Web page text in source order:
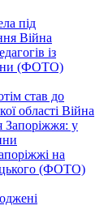
під
Війна
із
(ФОТО)
став до
області Війна
Запоріжжя: у
на
(ФОТО)